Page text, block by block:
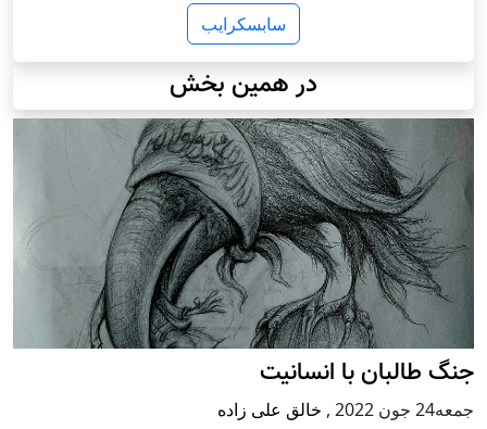
سابسکرایب
در همین بخش
جنگ طالبان با انسانیت
جمعه24 جون 2022 , خالق علی زاده